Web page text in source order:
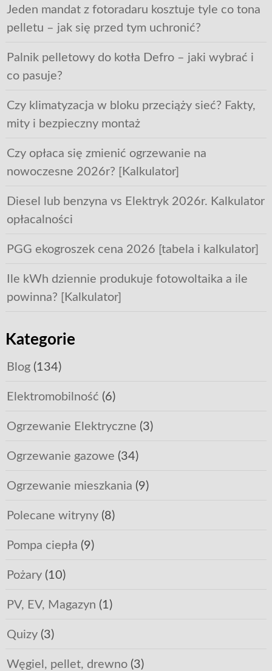
Jeden mandat z fotoradaru kosztuje tyle co tona
pelletu – jak się przed tym uchronić?
Palnik pelletowy do kotła Defro – jaki wybrać i
co pasuje?
Czy klimatyzacja w bloku przeciąży sieć? Fakty,
mity i bezpieczny montaż
Czy opłaca się zmienić ogrzewanie na
nowoczesne 2026r? [Kalkulator]
Diesel lub benzyna vs Elektryk 2026r. Kalkulator
opłacalności
PGG ekogroszek cena 2026 [tabela i kalkulator]
Ile kWh dziennie produkuje fotowoltaika a ile
powinna? [Kalkulator]
Kategorie
Blog(134)
Elektromobilność (6)
Ogrzewanie Elektryczne (3)
Ogrzewanie gazowe (34)
Ogrzewanie mieszkania (9)
Polecane witryny(8)
Pompa ciepła (9)
Pożary(10)
PV, EV, Magazyn (1)
Quizy(3)
Węgiel, pellet, drewno(3)